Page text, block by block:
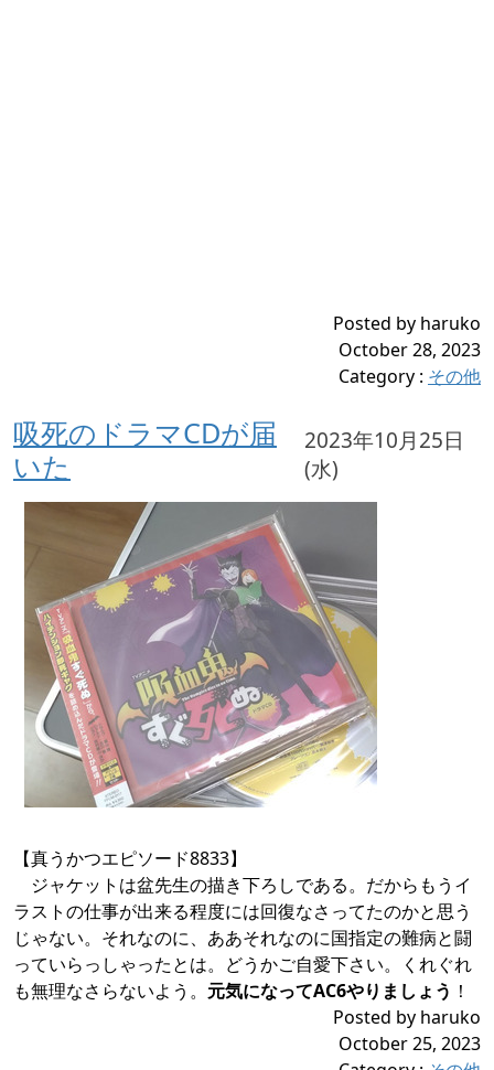
Posted by haruko
October 28, 2023
Category : その他
吸死のドラマCDが届
いた
2023年10月25日
(水)
【真うかつエピソード8833】
ジャケットは盆先生の描き下ろしである。だからもうイ
ラストの仕事が出来る程度には回復なさってたのかと思う
じゃない。それなのに、ああそれなのに国指定の難病と闘
っていらっしゃったとは。どうかご自愛下さい。くれぐれ
も無理なさらないよう。 元気になってAC6やりましょう ！
Posted by haruko
October 25, 2023